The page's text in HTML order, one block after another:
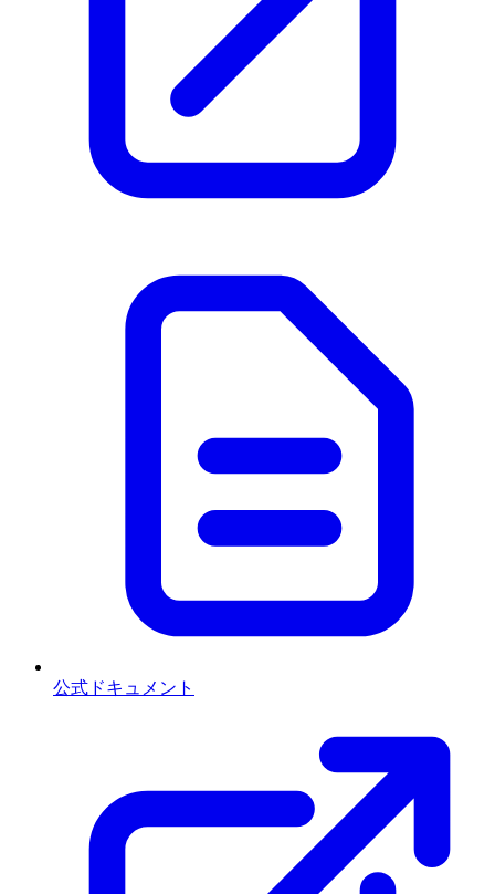
公式ドキュメント